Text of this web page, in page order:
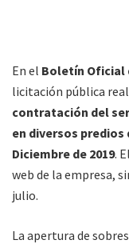
En el Boletín Oficial
licitación pública
contratación del
en diversos
Diciembre de 2019.
web de la empresa,
julio.
La apertura de